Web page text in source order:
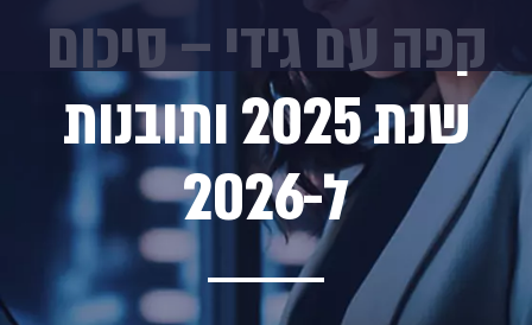
קפה עם גידי – סיכום
שנת 2025 ותובנות
ל-2026